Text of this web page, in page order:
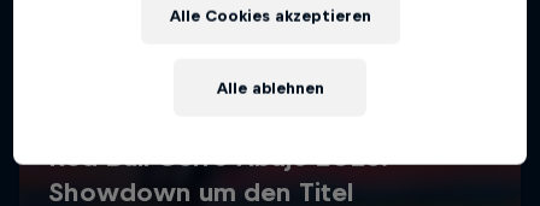
Alle ablehnen
Alle Cookies akzeptieren